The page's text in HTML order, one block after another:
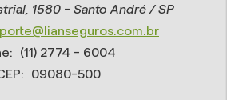
1580 - Santo André / SP
(11) 2774 - 6004
09080-500